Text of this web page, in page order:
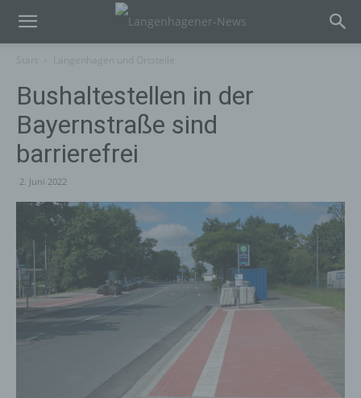
Bushaltestellen in der
Bayernstraße sind
barrierefrei
2. Juni 2022